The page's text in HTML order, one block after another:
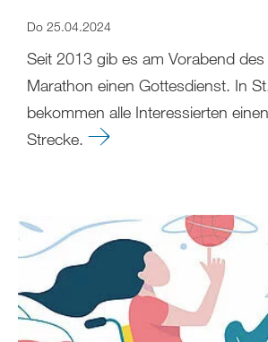
Do 25.04.2024
Seit 2013 gib es am Vorabend
Marathon einen Gottesdienst. In
bekommen alle Interessierten
Strecke.